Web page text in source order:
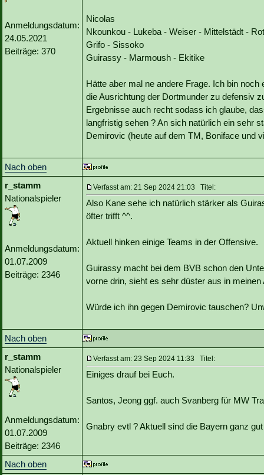
Anmeldungsdatum:
24.05.2021
Beiträge: 370
Nicolas
Nkounkou - Lukeba - Weiser - Mittelstädt -
Grifo - Sissoko
Guirassy - Marmoush - Ekitike
Hätte aber mal ne andere Frage. Ich bin
die Ausrichtung der Dortmunder zu defensiv
Ergebnisse auch recht sodass ich glaube,
langfristig sehen ? An sich natürlich ein sehr
Demirovic (heute auf dem TM, Boniface und
Nach oben
r_stamm
Nationalspieler
Anmeldungsdatum:
01.07.2009
Beiträge: 2346
Verfasst am: 21 Sep 2024 21:03 Titel:
Also Kane sehe ich natürlich stärker als
öfter trifft ^^.
Aktuell hinken einige Teams in der Offensive.
Guirassy macht bei dem BVB schon den
vorne drin, sieht es sehr düster aus in meinen
Würde ich ihn gegen Demirovic tauschen?
Nach oben
r_stamm
Nationalspieler
Anmeldungsdatum:
01.07.2009
Beiträge: 2346
Verfasst am: 23 Sep 2024 11:33 Titel:
Einiges drauf bei Euch.
Santos, Jeong ggf. auch Svanberg für MW
Gnabry evtl ? Aktuell sind die Bayern ganz
Nach oben